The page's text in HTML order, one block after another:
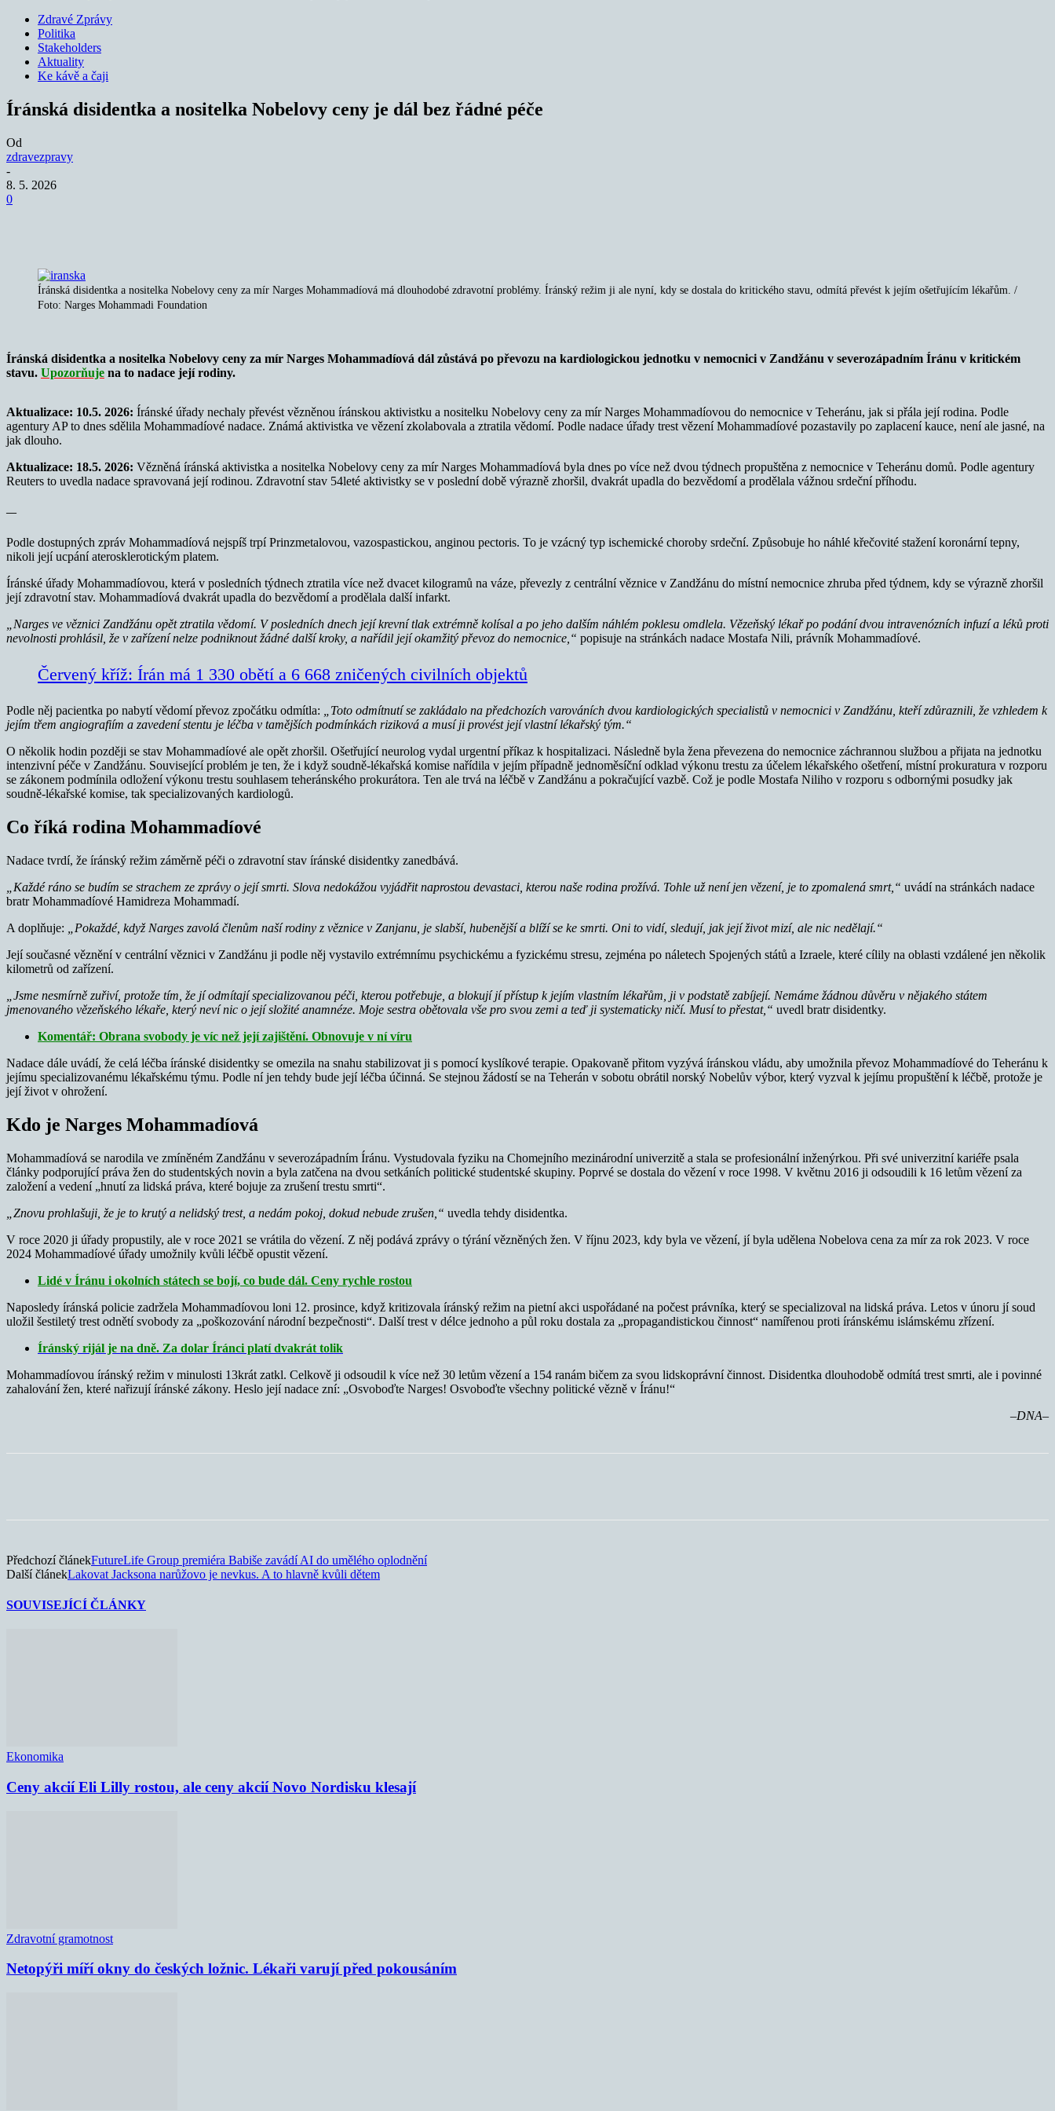
Zdravé Zprávy
Politika
Stakeholders
Aktuality
Ke kávě a čaji
Íránská disidentka a nositelka Nobelovy ceny je dál bez řádné péče
Od
zdravezpravy
-
8. 5. 2026
0
Íránská disidentka a nositelka Nobelovy ceny za mír Narges Mohammadíová má dlouhodobé zdravotní problémy. Íránský režim ji ale nyní, kdy se dostala do kritického stavu, odmítá převést k jejím ošetřujícím lékařům. /
Foto: Narges Mohammadi Foundation
Íránská disidentka a nositelka Nobelovy ceny za mír Narges Mohammadíová dál zůstává po převozu na kardiologickou jednotku v nemocnici v Zandžánu v severozápadním Íránu v kritickém
stavu. Upozorňuje na to nadace její rodiny.
Aktualizace: 10.5. 2026: Íránské úřady nechaly převést vězněnou íránskou aktivistku a nositelku Nobelovy ceny za mír Narges Mohammadíovou do nemocnice v Teheránu, jak si přála její rodina. Podle
agentury AP to dnes sdělila Mohammadíové nadace. Známá aktivistka ve vězení zkolabovala a ztratila vědomí. Podle nadace úřady trest vězení Mohammadíové pozastavily po zaplacení kauce, není ale jasné, na
jak dlouho.
Aktualizace: 18.5. 2026: Vězněná íránská aktivistka a nositelka Nobelovy ceny za mír Narges Mohammadíová byla dnes po více než dvou týdnech propuštěna z nemocnice v Teheránu domů. Podle agentury
Reuters to uvedla nadace spravovaná její rodinou. Zdravotní stav 54leté aktivistky se v poslední době výrazně zhoršil, dvakrát upadla do bezvědomí a prodělala vážnou srdeční příhodu.
—
Podle dostupných zpráv Mohammadíová nejspíš trpíPrinzmetalovou, vazospastickou, anginou pectoris. To je vzácný typ ischemické choroby srdeční. Způsobuje ho náhlé křečovité stažení koronární tepny,
nikoli její ucpání aterosklerotickým platem.
Íránské úřady Mohammadíovou, která v posledních týdnech ztratila více než dvacet kilogramů na váze, převezly z centrální věznice v Zandžánu do místní nemocnice zhruba před týdnem, kdy se výrazně zhoršil
její zdravotní stav. Mohammadíová dvakrát upadla do bezvědomí a prodělala další infarkt.
„Narges ve věznici Zandžánu opět ztratila vědomí. V posledních dnech její krevní tlak extrémně kolísal a po jeho dalším náhlém poklesu omdlela. Vězeňský lékař po podání dvou intravenózních infuzí a léků proti
nevolnosti prohlásil, že v zařízení nelze podniknout žádné další kroky, a nařídil její okamžitý převoz do nemocnice,“ popisuje na stránkách nadace Mostafa Nili, právník Mohammadíové.
Červený kříž: Írán má 1 330 obětí a 6 668 zničených civilních objektů
Podle něj pacientka po nabytí vědomí převoz zpočátku odmítla:
„Toto odmítnutí se zakládalo na předchozích varováních dvou kardiologických specialistů v nemocnici v Zandžánu, kteří zdůraznili, že vzhledem k
jejím třem angiografiím a zavedení stentu je léčba v tamějších podmínkách riziková a musí ji provést její vlastní lékařský tým.“
O několik hodin později se stav Mohammadíové ale opět zhoršil. Ošetřující neurolog vydal urgentní příkaz k hospitalizaci. Následně byla žena převezena do nemocnice záchrannou službou a přijata na jednotku
intenzivní péče v Zandžánu. Související problém je ten, že i když soudně-lékařská komise nařídila v jejím případně jednoměsíční odklad výkonu trestu za účelem lékařského ošetření, místní prokuratura v rozporu
se zákonem podmínila odložení výkonu trestu souhlasem teheránského prokurátora. Ten ale trvá na léčbě v Zandžánu a pokračující vazbě. Což je podle Mostafa Niliho v rozporu s odbornými posudky jak
soudně-lékařské komise, tak specializovaných kardiologů.
Co říká rodina Mohammadíové
Nadace tvrdí, že íránský režim záměrně péči o zdravotní stav íránské disidentky zanedbává.
„Každé ráno se budím se strachem ze zprávy o její smrti. Slova nedokážou vyjádřit naprostou devastaci, kterou naše rodina prožívá. Tohle už není jen vězení, je to zpomalená smrt,“ uvádí na stránkách nadace
bratr Mohammadíové Hamidreza Mohammadí.
A doplňuje:
„Pokaždé, když Narges zavolá členům naší rodiny z věznice v Zanjanu, je slabší, hubenější a blíží se ke smrti. Oni to vidí, sledují, jak její život mizí, ale nic nedělají.“
Její současné věznění v centrální věznici v Zandžánu ji podle něj vystavilo extrémnímu psychickému a fyzickému stresu, zejména po náletech Spojených států a Izraele, které cílily na oblasti vzdálené jen několik
kilometrů od zařízení.
„Jsme nesmírně zuřiví, protože tím, že jí odmítají specializovanou péči, kterou potřebuje, a blokují jí přístup k jejím vlastním lékařům, ji v podstatě zabíjejí. Nemáme žádnou důvěru v nějakého státem
jmenovaného vězeňského lékaře, který neví nic o její složité anamnéze. Moje sestra obětovala vše pro svou zemi a teď ji systematicky ničí. Musí to přestat,“ uvedl bratr disidentky.
Komentář: Obrana svobody je víc než její zajištění. Obnovuje v ní víru
Nadace dále uvádí, že celá léčba íránské disidentky se omezila na snahu stabilizovat ji s pomocí kyslíkové terapie. Opakovaně přitom vyzývá íránskou vládu, aby umožnila převoz Mohammadíové do Teheránu k
jejímu specializovanému lékařskému týmu. Podle ní jen tehdy bude její léčba účinná. Se stejnou žádostí se na Teherán v sobotu obrátil norský Nobelův výbor, který vyzval k jejímu propuštění k léčbě, protože je
její život v ohrožení.
Kdo je Narges Mohammadíová
Mohammadíová se narodila ve zmíněném Zandžánu v severozápadním Íránu. Vystudovala fyziku na Chomejního mezinárodní univerzitě a stala se profesionální inženýrkou. Při své univerzitní kariéře psala
články podporující práva žen do studentských novin a byla zatčena na dvou setkáních politické studentské skupiny. Poprvé se dostala do vězení v roce 1998. V květnu 2016 ji odsoudili k 16 letům vězení za
založení a vedení „hnutí za lidská práva, které bojuje za zrušení trestu smrti“.
„Znovu prohlašuji, že je to krutý a nelidský trest, a nedám pokoj, dokud nebude zrušen,“ uvedla tehdy disidentka.
V roce 2020 ji úřady propustily, ale v roce 2021 se vrátila do vězení. Z něj podává zprávy o týrání vězněných žen. V říjnu 2023, kdy byla ve vězení, jí byla udělena Nobelova cena za mír za rok 2023. V roce
2024 Mohammadíové úřady umožnily kvůli léčbě opustit vězení.
Lidé v Íránu i okolních státech se bojí, co bude dál. Ceny rychle rostou
Naposledy íránská policie zadržela Mohammadíovou loni 12. prosince, když kritizovala íránský režim na pietní akci uspořádané na počest právníka, který se specializoval na lidská práva. Letos v únoru jí soud
uložil šestiletý trest odnětí svobody za „poškozování národní bezpečnosti“. Další trest v délce jednoho a půl roku dostala za „propagandistickou činnost“ namířenou proti íránskému islámskému zřízení.
Íránský rijál je na dně. Za dolar Íránci platí dvakrát tolik
Mohammadíovou íránský režim v minulosti 13krát zatkl. Celkově ji odsoudil k více než 30 letům vězení a 154 ranám bičem za svou lidskoprávní činnost. Disidentka dlouhodobě odmítá trest smrti, ale i povinné
zahalování žen, které nařizují íránské zákony. Heslo její nadace zní: „Osvoboďte Narges! Osvoboďte všechny politické vězně v Íránu!“
–DNA–
Předchozí článekFutureLife Group premiéra Babiše zavádí AI do umělého oplodnění
Další článekLakovat Jacksona narůžovo je nevkus. A to hlavně kvůli dětem
SOUVISEJÍCÍ ČLÁNKY
Ekonomika
Ceny akcií Eli Lilly rostou, ale ceny akcií Novo Nordisku klesají
Zdravotní gramotnost
Netopýři míří okny do českých ložnic. Lékaři varují před pokousáním